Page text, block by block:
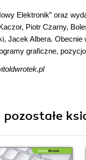
Elektronik” oraz
Piotr Czarny,
Jacek Albera. Obecnie
graficzne,